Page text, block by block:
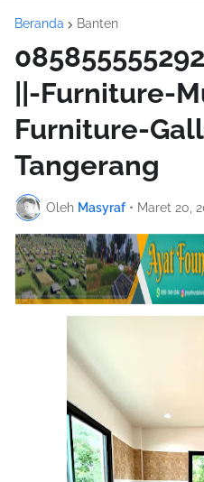
Beranda Banten
||-Furniture-
Furniture-
Tangerang
Oleh Masyraf • Maret 20,